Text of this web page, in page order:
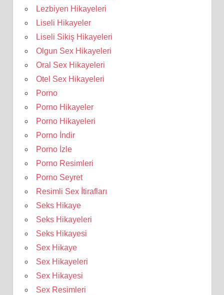
Lezbiyen Hikayeleri
Liseli Hikayeler
Liseli Sikiş Hikayeleri
Olgun Sex Hikayeleri
Oral Sex Hikayeleri
Otel Sex Hikayeleri
Porno
Porno Hikayeler
Porno Hikayeleri
Porno İndir
Porno İzle
Porno Resimleri
Porno Seyret
Resimli Sex İtirafları
Seks Hikaye
Seks Hikayeleri
Seks Hikayesi
Sex Hikaye
Sex Hikayeleri
Sex Hikayesi
Sex Resimleri